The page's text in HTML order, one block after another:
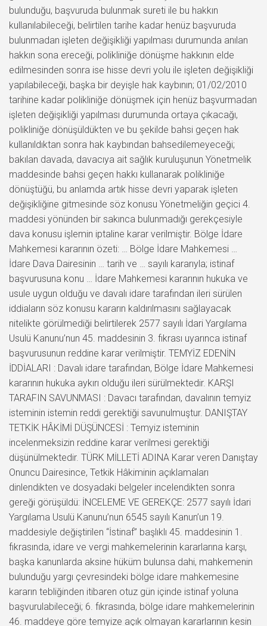
bulunduğu, başvuruda bulunmak sureti ile bu hakkın
kullanılabileceği, belirtilen tarihe kadar henüz başvuruda
bulunmadan işleten değişikliği yapılması durumunda anılan
hakkın sona ereceği, polikliniğe dönüşme hakkının elde
edilmesinden sonra ise hisse devri yolu ile işleten değişikliği
yapılabileceği, başka bir deyişle hak kaybının; 01/02/2010
tarihine kadar polikliniğe dönüşmek için henüz başvurmadan
işleten değişikliği yapılması durumunda ortaya çıkacağı,
polikliniğe dönüşüldükten ve bu şekilde bahsi geçen hak
kullanıldıktan sonra hak kaybından bahsedilemeyeceği;
bakılan davada, davacıya ait sağlık kuruluşunun Yönetmelik
maddesinde bahsi geçen hakkı kullanarak polikliniğe
dönüştüğü, bu anlamda artık hisse devri yaparak işleten
değişikliğine gitmesinde söz konusu Yönetmeliğin geçici 4.
maddesi yönünden bir sakınca bulunmadığı gerekçesiyle
dava konusu işlemin iptaline karar verilmiştir. Bölge İdare
Mahkemesi kararının özeti: … Bölge İdare Mahkemesi …
İdare Dava Dairesinin … tarih ve … sayılı kararıyla; istinaf
başvurusuna konu … İdare Mahkemesi kararının hukuka ve
usule uygun olduğu ve davalı idare tarafından ileri sürülen
iddiaların söz konusu kararın kaldırılmasını sağlayacak
nitelikte görülmediği belirtilerek 2577 sayılı İdari Yargılama
Usulü Kanunu’nun 45. maddesinin 3. fıkrası uyarınca istinaf
başvurusunun reddine karar verilmiştir. TEMYİZ EDENİN
İDDİALARI : Davalı idare tarafından, Bölge İdare Mahkemesi
kararının hukuka aykırı olduğu ileri sürülmektedir. KARŞI
TARAFIN SAVUNMASI : Davacı tarafından, davalının temyiz
isteminin istemin reddi gerektiği savunulmuştur. DANIŞTAY
TETKİK HÂKİMİ DÜŞÜNCESİ : Temyiz isteminin
incelenmeksizin reddine karar verilmesi gerektiği
düşünülmektedir. TÜRK MİLLETİ ADINA Karar veren Danıştay
Onuncu Dairesince, Tetkik Hâkiminin açıklamaları
dinlendikten ve dosyadaki belgeler incelendikten sonra
gereği görüşüldü: İNCELEME VE GEREKÇE: 2577 sayılı İdari
Yargılama Usulü Kanunu’nun 6545 sayılı Kanun’un 19.
maddesiyle değiştirilen “İstinaf” başlıklı 45. maddesinin 1.
fıkrasında, idare ve vergi mahkemelerinin kararlarına karşı,
başka kanunlarda aksine hüküm bulunsa dahi, mahkemenin
bulunduğu yargı çevresindeki bölge idare mahkemesine
kararın tebliğinden itibaren otuz gün içinde istinaf yoluna
başvurulabileceği; 6. fıkrasında, bölge idare mahkemelerinin
46. maddeye göre temyize açık olmayan kararlarının kesin